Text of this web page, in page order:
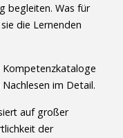
begleiten. Was für
die Lernenden
Kompetenzkataloge
im Detail.
auf großer
der